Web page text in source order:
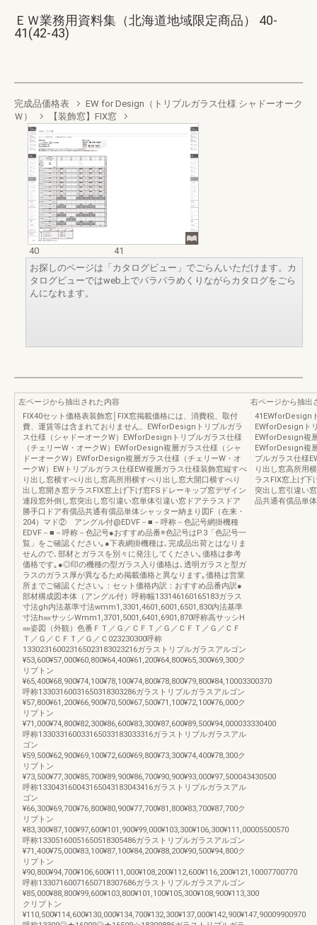
ＥＷ業務用資料集（北海道地域限定商品） 40-
41(42-43)
完成品価格表
EW for Design（トリプルガラス仕様 シャドーオーク
Ｗ）
【装飾窓】FIX窓
40
41
お探しのページは「カタログビュー」でごらんいただけます。カ
タログビューではweb上でパラパラめくりながらカタログをごら
んになれます。
左ページから抽出された内容
FIX40セット価格表装飾窓│FIX窓掲載価格には、消費税、取付
費、運賃等は含まれておりません。EWforDesignトリプルガラ
ス仕様（シャドーオークW）EWforDesignトリプルガラス仕様
（チェリーW・オークW）EWforDesign複層ガラス仕様（シャ
ドーオークW）EWforDesign複層ガラス仕様（チェリーW・オ
ークW）EWトリプルガラス仕様EW複層ガラス仕様装飾窓縦すべ
り出し窓横すべり出し窓高所用横すべり出し窓大開口横すべり
出し窓開き窓テラスFIX窓上げ下げ窓FSドレーキップ窓デザイン
連段窓外倒し窓突出し窓引違い窓単体引違い窓ドアテラスドア
勝手口ドア有償品共通有償品単体シャッター納まり図F（在来・
204）マド② アングル付@EDVF－■－呼称－色記号網掛機種
EDVF－■－呼称－色記号●おすすめ品番※色記号はP.3「色記号一
覧」をご確認ください｡●下表網掛機種は､完成品出荷とはなりま
せんので､部材とガラスを別々に発注してください｡価格は参考
価格です｡●◎印の機種の型ガラス入り価格は､透明ガラスと型ガ
ラスのガラス厚が異なるため掲載価格と異なります｡価格は営業
所までご確認ください｡：セット価格内訳：おすすめ品番内訳●
部材構成図本体（アングル付）呼称幅133146160165183ガラス
寸法gh内法基準寸法wmm1,3301,4601,6001,6501,830内法基準
寸法h㎜サッシWmm1,3701,5001,6401,6901,870呼称高サッシH
㎜姿図（外観）色番ＦＴ／Ｇ／ＣＦＴ／Ｇ／ＣＦＴ／Ｇ／ＣＦ
Ｔ／Ｇ／ＣＦＴ／Ｇ／Ｃ023230300呼称
133023160023165023183023216ガラストリプルガラスアルゴン
¥53,600¥57,000¥60,800¥64,400¥61,200¥64,800¥65,300¥69,300ク
リプトン
¥65,400¥68,900¥74,100¥78,100¥74,800¥78,800¥79,800¥84,10003300370
呼称13303160031650318303286ガラストリプルガラスアルゴン
¥57,800¥61,200¥66,900¥70,500¥67,500¥71,100¥72,100¥76,000ク
リプトン
¥71,000¥74,800¥82,300¥86,600¥83,300¥87,600¥89,500¥94,000033330400
呼称133033160033165033183033316ガラストリプルガラスアル
ゴン
¥59,500¥62,900¥69,100¥72,600¥69,800¥73,300¥74,400¥78,300ク
リプトン
¥73,500¥77,300¥85,700¥89,900¥86,700¥90,900¥93,000¥97,500043430500
呼称133043160043165043183043416ガラストリプルガラスアル
ゴン
¥66,300¥69,700¥76,800¥80,900¥77,700¥81,800¥83,700¥87,700ク
リプトン
¥83,300¥87,100¥97,600¥101,900¥99,000¥103,300¥106,300¥111,00005500570
呼称13305160051650518305486ガラストリプルガラスアルゴン
¥71,400¥75,000¥83,100¥87,100¥84,200¥88,200¥90,500¥94,800ク
リプトン
¥90,800¥94,700¥106,600¥111,000¥108,200¥112,600¥116,200¥121,10007700770
呼称13307160071650718307686ガラストリプルガラスアルゴン
¥85,000¥88,800¥99,600¥103,800¥101,100¥105,300¥108,900¥113,300
クリプトン
¥110,500¥114,600¥130,000¥134,700¥132,300¥137,000¥142,900¥147,90009900970
右ページから抽出
41EWforDesign
EWforDesignト
EWforDesign複
EWforDesign複
プルガラス仕様
り出し窓高所用
ラスFIX窓上げ下
突出し窓引違い
品共通有償品単